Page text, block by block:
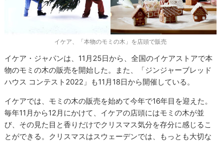
イケア、「本物のモミの木」を店頭で販売
イケア・ジャパンは、11月25日から、全国のイケアストアで本
物のモミの木の販売を開始した。また、「ジンジャーブレッド
ハウス コンテスト2022」も11月18日から開催している。
イケアでは、モミの木の販売を始めて今年で16年目を迎えた。
毎年11月から12月にかけて、イケアの店頭にはモミの木が並
び、その見た目と香りだけでクリスマス気分を存分に感じるこ
とができる。クリスマスはスウェーデンでは、もっとも大切な